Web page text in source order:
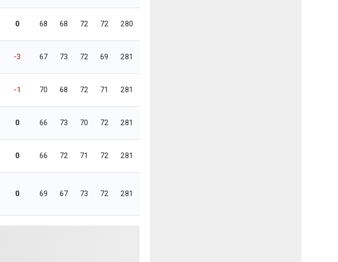
0 68 68 72 72 280
-3 67 73 72 69 281
-1 70 68 72 71 281
0 66 73 70 72 281
0 66 72 71 72 281
0 69 67 73 72 281